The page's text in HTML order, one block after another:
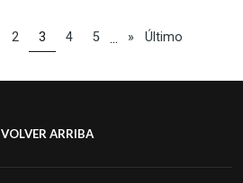
2 3 4 5 ... » Último
VOLVER ARRIBA